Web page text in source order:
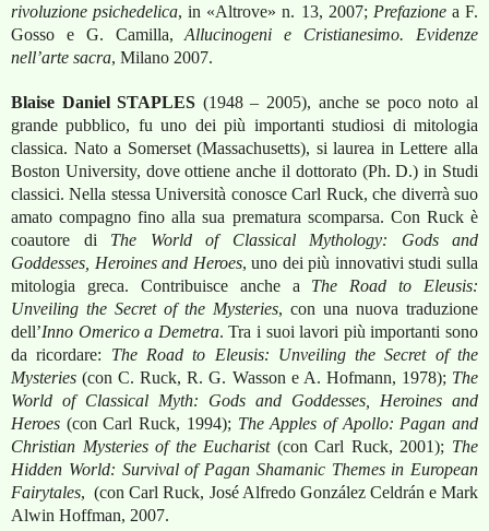
rivoluzione psichedelica, in «Altrove» n. 13, 2007; Prefazionea F.
Gosso e G. Camilla,Allucinogeni e Cristianesimo. Evidenze
nell’arte sacra, Milano 2007.
Blaise Daniel STAPLES (1948 – 2005), anche se poco noto al
grande pubblico, fu uno dei più importanti studiosi di mitologia
classica. Nato a Somerset (Massachusetts), si laurea in Lettere alla
Boston University, dove ottiene anche il dottorato (Ph. D.) in Studi
classici. Nella stessa Università conosce Carl Ruck, che diverrà suo
amato compagno fino alla sua prematura scomparsa. Con Ruck è
coautore di The World of Classical Mythology: Gods and
Goddesses, Heroines and Heroes, uno dei più innovativi studi sulla
mitologia greca. Contribuisce anche a The Road to Eleusis:
Unveiling the Secret of the Mysteries, con una nuova traduzione
dell’Inno Omerico a Demetra. Tra i suoi lavori più importanti sono
da ricordare: The Road to Eleusis: Unveiling the Secret of the
Mysteries(con C. Ruck, R. G. Wasson e A. Hofmann, 1978); The
World of Classical Myth: Gods and Goddesses, Heroines and
Heroes (con Carl Ruck, 1994); The Apples of Apollo: Pagan and
Christian Mysteries of the Eucharist (con Carl Ruck, 2001); The
Hidden World: Survival of Pagan Shamanic Themes in European
Fairytales, (con Carl Ruck, José Alfredo González Celdrán e Mark
Alwin Hoffman, 2007.